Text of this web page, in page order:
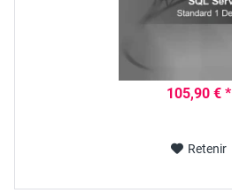
105,90 € *
Retenir